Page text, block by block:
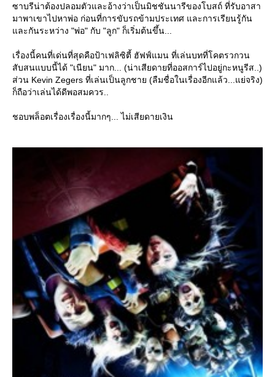
ซาบรีน่าต้องปลอมตัวและอ้างว่าเป็นมิชชันนารีของโบสถ์ ที่รับอาสา
มาพาเขาไปหาพ่อ ก่อนที่การขับรถข้ามประเทศ และการเรียนรู้กัน
ละกันระหว่าง "พ่อ" กับ "ลูก" ก็เริ่มต้นขึ้น...
เรื่องนี้คนที่เด่นที่สุดคือป้าเฟลิซิตี้ ฮัฟฟ์แมน ที่เล่นบทที่โคตรวกวน
สับสนแบบนี้ได้ "เนียน" มาก... (น่าเสียดายที่ออสการ์ไปอยู่กะหนูรีส..)
ส่วน Kevin Zegers ที่เล่นเป็นลูกชาย (ลืมชื่อในเรื่องอีกแล้ว...แย่จริง)
ก็ถือว่าเล่นได้ดีพอสมควร..
ชอบพล็อตเรื่องเรื่องนี้มากๆ... ไม่เสียดายเงิน